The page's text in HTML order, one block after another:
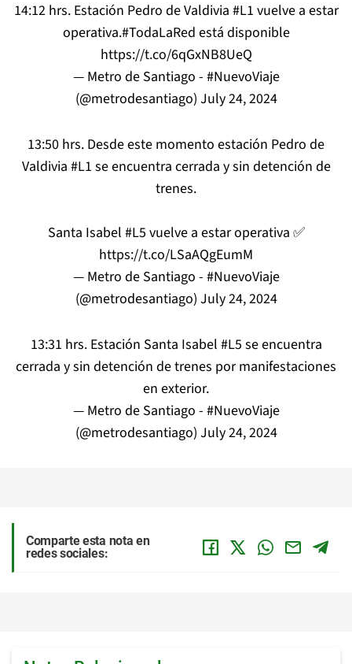
14:12 hrs. Estación Pedro de Valdivia #L1 vuelve a estar
operativa.#TodaLaRed está disponible
https://t.co/6qGxNB8UeQ
— Metro de Santiago - #NuevoViaje
(@metrodesantiago) July 24, 2024
13:50 hrs. Desde este momento estación Pedro de
Valdivia #L1 se encuentra cerrada y sin detención de
trenes.
Santa Isabel #L5 vuelve a estar operativa ✅️
https://t.co/LSaAQgEumM
— Metro de Santiago - #NuevoViaje
(@metrodesantiago) July 24, 2024
13:31 hrs. Estación Santa Isabel #L5 se encuentra
cerrada y sin detención de trenes por manifestaciones
en exterior.
— Metro de Santiago - #NuevoViaje
(@metrodesantiago) July 24, 2024
Comparte esta nota en
redes sociales: